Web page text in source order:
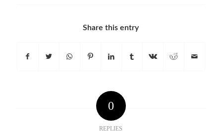
Share this entry
0
REPLIES